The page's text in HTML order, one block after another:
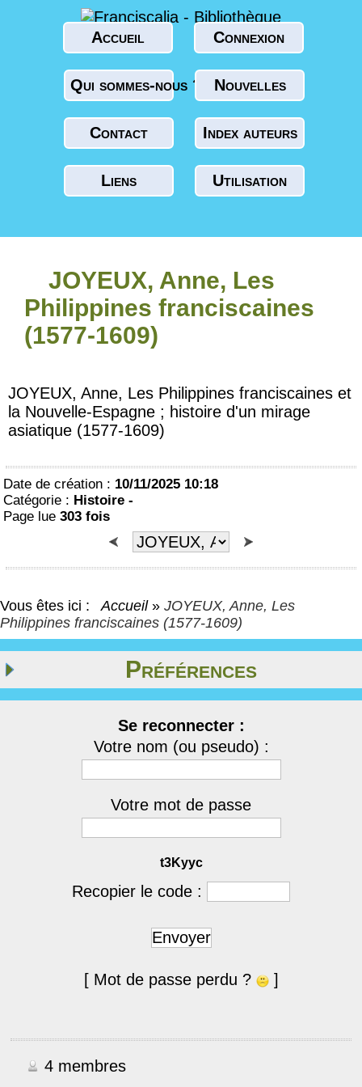
Accueil Connexion
Qui sommes-nous ? Nouvelles
Contact Index auteurs
Liens Utilisation
JOYEUX, Anne, Les
Philippines franciscaines
(1577-1609)
JOYEUX, Anne, Les Philippines franciscaines et
la Nouvelle-Espagne ; histoire d'un mirage
asiatique (1577-1609)
Date de création : 10/11/2025 10:18
Catégorie : Histoire -
Page lue 303 fois
Vous êtes ici : Accueil » JOYEUX, Anne, Les
Philippines franciscaines (1577-1609)
Préférences
Se reconnecter :
Votre nom (ou pseudo) :
Votre mot de passe
t3Kyyc
Recopier le code :
Envoyer
[ Mot de passe perdu ? ]
4 membres